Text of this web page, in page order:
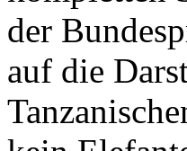
der
auf die